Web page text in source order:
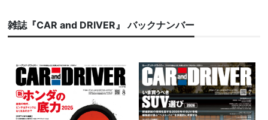
雑誌『CAR and DRIVER』 バックナンバー